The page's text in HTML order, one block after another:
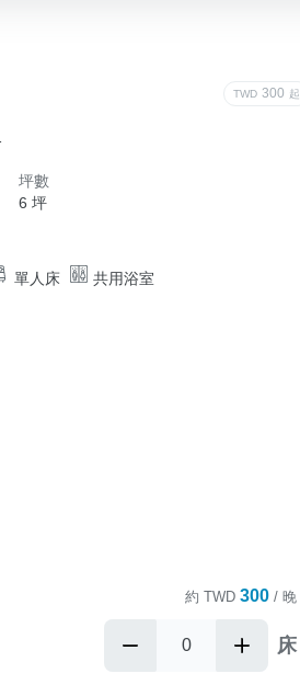
TWD 300 起
坪數
6 坪
單人床 共用浴室
約 TWD 300 / 晚
床